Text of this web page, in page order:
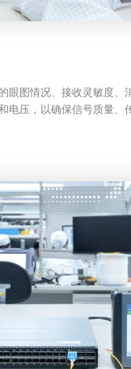
眼图情况、接收灵敏度、
电压，以确保信号质量、